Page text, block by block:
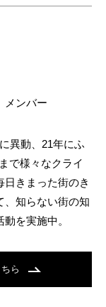
メンバー
異動、21年にふ
で様々なクライ
きまった街のき
、知らない街の知
を実施中。
ら